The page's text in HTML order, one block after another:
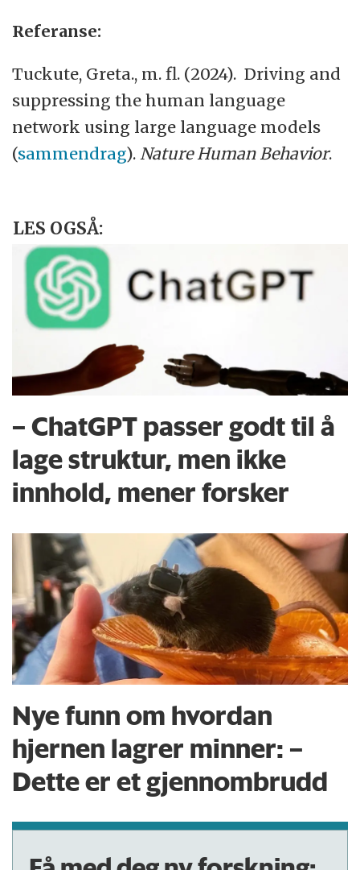
Referanse:
Tuckute, Greta., m. fl. (2024). Driving and
suppressing the human language
network using large language models
(sammendrag). Nature Human Behavior.
LES OGSÅ:
– ChatGPT passer godt til å
lage struktur, men ikke
innhold, mener forsker
Nye funn om hvordan
hjernen lagrer minner: –
Dette er et gjennombrudd